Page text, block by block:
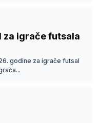
igrače futsala
godine za igrače futsal